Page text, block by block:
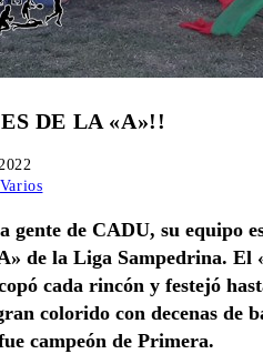
DE LA «A»!!
Varios
gente de CADU, su equipo
de la Liga Sampedrina. El
cada rincón y festejó
colorido con decenas de
campeón de Primera.